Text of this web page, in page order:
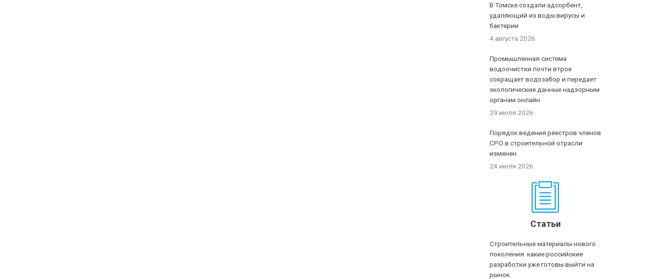
В Томске создали адсорбент,
удаляющий из воды вирусы и
бактерии
4 августа 2026
Промышленная система
водоочистки почти втрое
сокращает водозабор и передает
экологические данные надзорным
органам онлайн
29 июля 2026
Порядок ведения реестров членов
СРО в строительной отрасли
изменен
24 июля 2026
Статьи
Строительные материалы нового
поколения: какие российские
разработки уже готовы выйти на
рынок